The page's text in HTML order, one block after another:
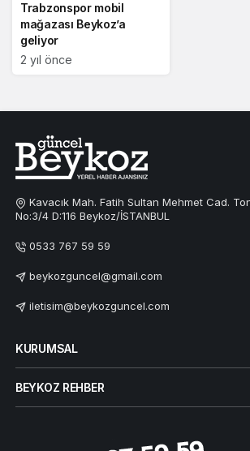
Trabzonspor mobil
mağazası Beykoz’a
geliyor
2 yıl önce
Kavacık Mah. Fatih Sultan Mehmet Cad.
No:3/4 D:116 Beykoz/İSTANBUL
0533 767 59 59
beykozguncel@gmail.com
iletisim@beykozguncel.com
KURUMSAL
BEYKOZ REHBER